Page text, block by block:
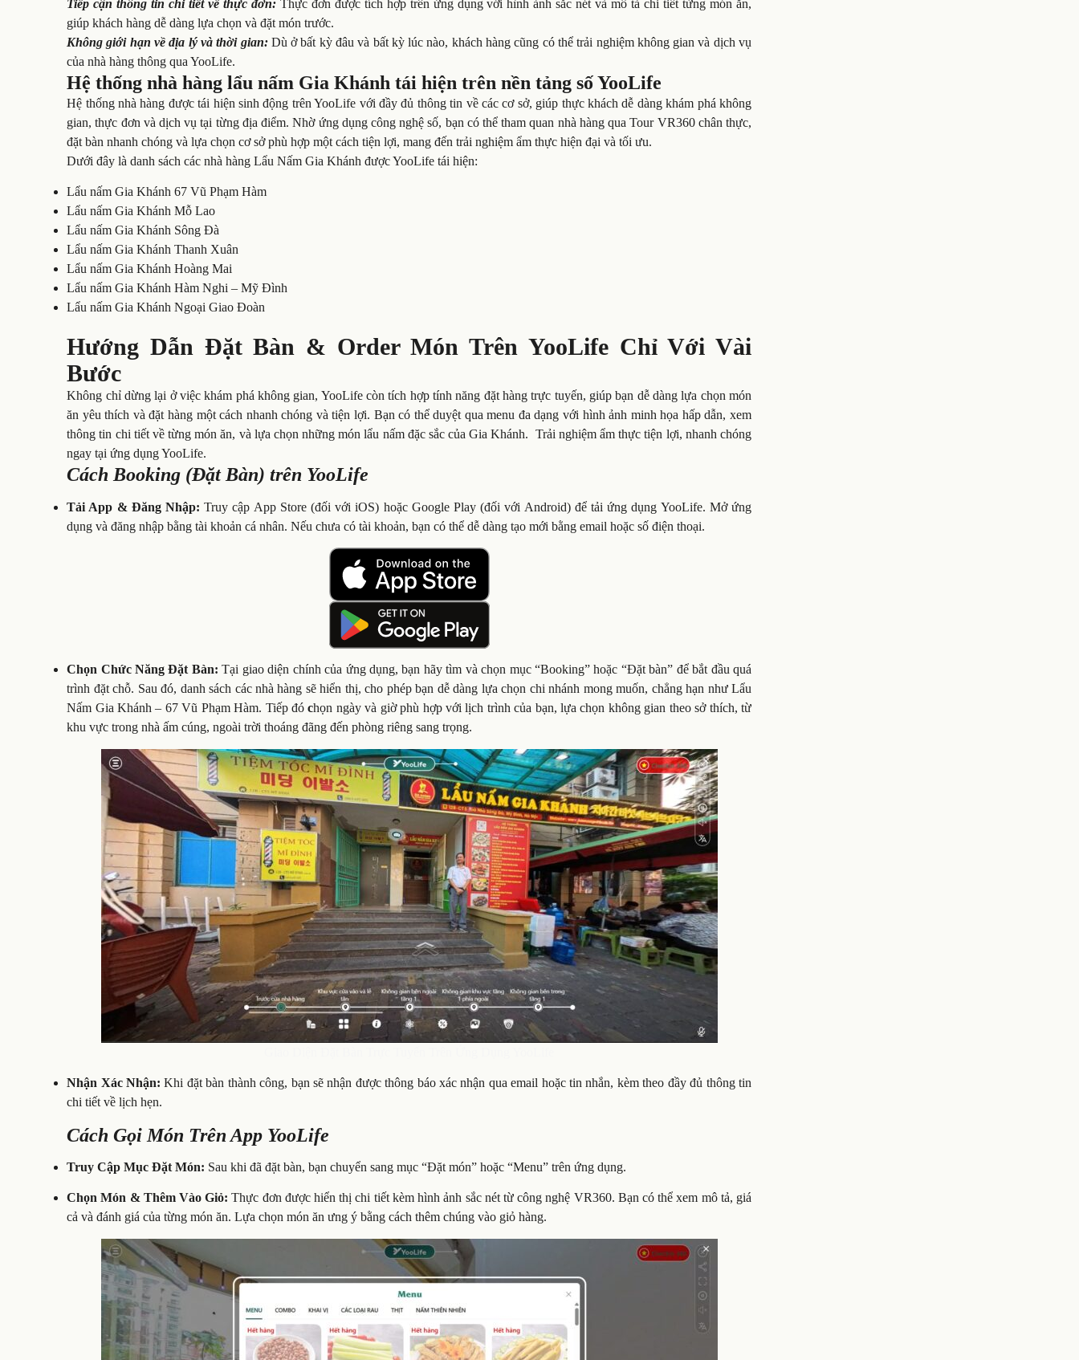
Tiếp cận thông tin chi tiết về thực đơn:Thực đơn được tích hợp trên ứng dụng với hình ảnh sắc nét và mô tả chi tiết từng món ăn,
giúp khách hàng dễ dàng lựa chọn và đặt món trước.
Không giới hạn về địa lý và thời gian:Dù ở bất kỳ đâu và bất kỳ lúc nào, khách hàng cũng có thể trải nghiệm không gian và dịch vụ
của nhà hàng thông qua YooLife.
Hệ thống nhà hàng lẩu nấm Gia Khánh tái hiện trên nền tảng số YooLife
Hệ thống nhà hàng được tái hiện sinh động trên YooLife với đầy đủ thông tin về các cơ sở, giúp thực khách dễ dàng khám phá không
gian, thực đơn và dịch vụ tại từng địa điểm. Nhờ ứng dụng công nghệ số, bạn có thể tham quan nhà hàng qua Tour VR360 chân thực,
đặt bàn nhanh chóng và lựa chọn cơ sở phù hợp một cách tiện lợi, mang đến trải nghiệm ẩm thực hiện đại và tối ưu.
Dưới đây là danh sách các nhà hàng Lẩu Nấm Gia Khánh được YooLife tái hiện:
Lẩu nấm Gia Khánh 67 Vũ Phạm Hàm
Lẩu nấm Gia Khánh Mỗ Lao
Lẩu nấm Gia Khánh Sông Đà
Lẩu nấm Gia Khánh Thanh Xuân
Lẩu nấm Gia Khánh Hoàng Mai
Lẩu nấm Gia Khánh Hàm Nghi – Mỹ Đình
Lẩu nấm Gia Khánh Ngoại Giao Đoàn
Hướng Dẫn Đặt Bàn & Order Món Trên YooLife Chỉ Với Vài
Bước
Không chỉ dừng lại ở việc khám phá không gian, YooLife còn tích hợp tính năng đặt hàng trực tuyến, giúp bạn dễ dàng lựa chọn món
ăn yêu thích và đặt hàng một cách nhanh chóng và tiện lợi. Bạn có thể duyệt qua menu đa dạng với hình ảnh minh họa hấp dẫn, xem
thông tin chi tiết về từng món ăn, và lựa chọn những món lẩu nấm đặc sắc của Gia Khánh. Trải nghiệm ẩm thực tiện lợi, nhanh chóng
ngay tại ứng dụng YooLife.
Cách Booking (Đặt Bàn) trên YooLife
Tải App & Đăng Nhập:Truy cập App Store (đối với iOS) hoặc Google Play (đối với Android) để tải ứng dụng YooLife. Mở ứng
dụng và đăng nhập bằng tài khoản cá nhân. Nếu chưa có tài khoản, bạn có thể dễ dàng tạo mới bằng email hoặc số điện thoại.
Chọn Chức Năng Đặt Bàn:Tại giao diện chính của ứng dụng, bạn hãy tìm và chọn mục “Booking” hoặc “Đặt bàn” để bắt đầu quá
trình đặt chỗ. Sau đó, danh sách các nhà hàng sẽ hiển thị, cho phép bạn dễ dàng lựa chọn chi nhánh mong muốn, chẳng hạn như Lẩu
Nấm Gia Khánh – 67 Vũ Phạm Hàm. Tiếp đóchọn ngày và giờ phù hợp với lịch trình của bạn, lựa chọn không gian theo sở thích, từ
khu vực trong nhà ấm cúng, ngoài trời thoáng đãng đến phòng riêng sang trọng.
Nhận Xác Nhận:Khi đặt bàn thành công, bạn sẽ nhận được thông báo xác nhận qua email hoặc tin nhắn, kèm theo đầy đủ thông tin
chi tiết về lịch hẹn.
Cách Gọi Món Trên App YooLife
Truy Cập Mục Đặt Món: Sau khi đã đặt bàn, bạn chuyển sang mục “Đặt món” hoặc “Menu” trên ứng dụng.
Chọn Món & Thêm Vào Giỏ:Thực đơn được hiển thị chi tiết kèm hình ảnh sắc nét từ công nghệ VR360. Bạn có thể xem mô tả, giá
cả và đánh giá của từng món ăn. Lựa chọn món ăn ưng ý bằng cách thêm chúng vào giỏ hàng.